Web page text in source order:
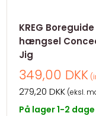
KREG
hængsel
Jig
Salgspris
349,00 DKK
Salgspris
279,20 DKK(eksl.
På lager 1-2